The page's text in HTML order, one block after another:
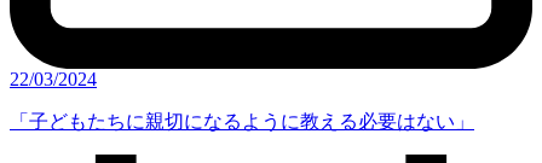
22/03/2024
「子どもたちに親切になるように教える必要はない」